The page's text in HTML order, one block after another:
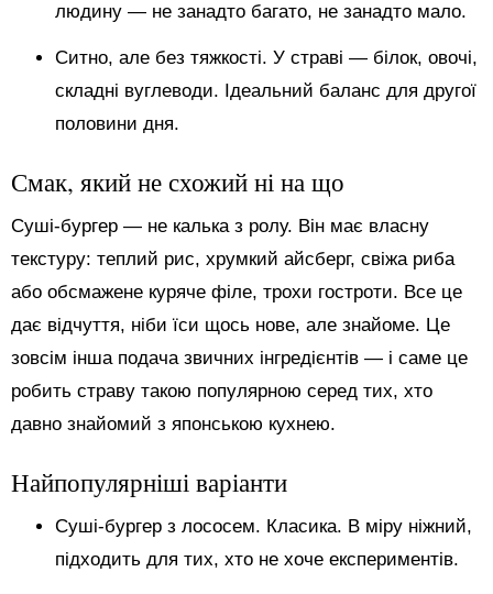
людину — не занадто багато, не занадто мало.
Ситно, але без тяжкості. У страві — білок, овочі,
складні вуглеводи. Ідеальний баланс для другої
половини дня.
Смак, який не схожий ні на що
Суші-бургер — не калька з ролу. Він має власну
текстуру: теплий рис, хрумкий айсберг, свіжа риба
або обсмажене куряче філе, трохи гостроти. Все це
дає відчуття, ніби їси щось нове, але знайоме. Це
зовсім інша подача звичних інгредієнтів — і саме це
робить страву такою популярною серед тих, хто
давно знайомий з японською кухнею.
Найпопулярніші варіанти
Суші-бургер з лососем. Класика. В міру ніжний,
підходить для тих, хто не хоче експериментів.